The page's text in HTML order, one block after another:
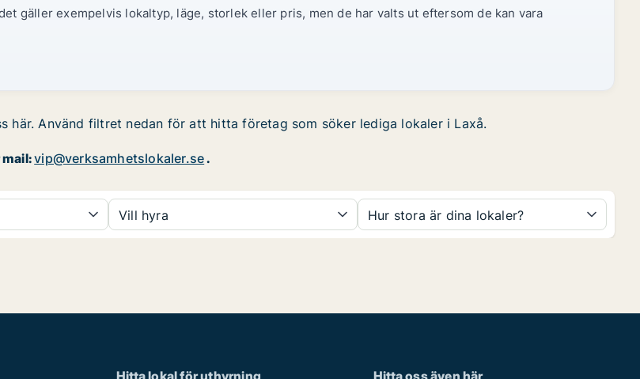
gäller exempelvis lokaltyp, läge, storlek eller pris, men de har valts ut eftersom de kan vara
här. Använd filtret nedan för att hitta företag som söker lediga lokaler i Laxå.
mail:vip@verksamhetslokaler.se.
Vill hyra Hur stora är dina lokaler?
Hitta lokal för uthyrning Hitta oss även här